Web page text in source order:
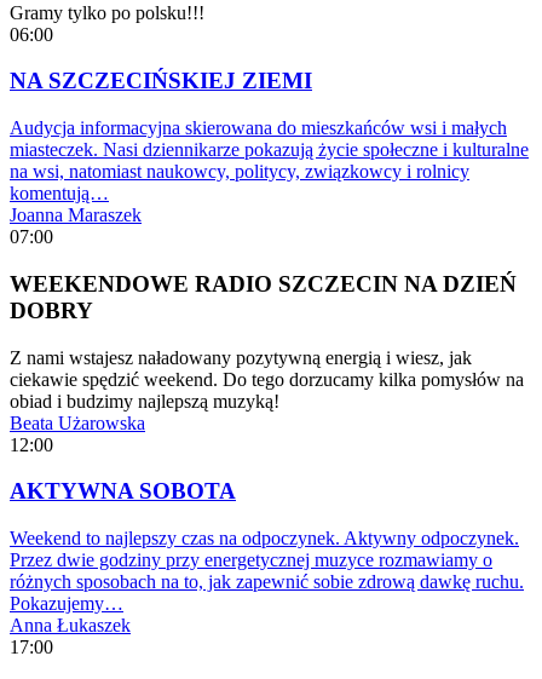
Gramy tylko po polsku!!!
06:00
NA SZCZECIŃSKIEJ ZIEMI
Audycja informacyjna skierowana do mieszkańców wsi i małych
miasteczek. Nasi dziennikarze pokazują życie społeczne i kulturalne
na wsi, natomiast naukowcy, politycy, związkowcy i rolnicy
komentują…
Joanna Maraszek
07:00
WEEKENDOWE RADIO SZCZECIN NA DZIEŃ
DOBRY
Z nami wstajesz naładowany pozytywną energią i wiesz, jak
ciekawie spędzić weekend. Do tego dorzucamy kilka pomysłów na
obiad i budzimy najlepszą muzyką!
Beata Użarowska
12:00
AKTYWNA SOBOTA
Weekend to najlepszy czas na odpoczynek. Aktywny odpoczynek.
Przez dwie godziny przy energetycznej muzyce rozmawiamy o
różnych sposobach na to, jak zapewnić sobie zdrową dawkę ruchu.
Pokazujemy…
Anna Łukaszek
17:00